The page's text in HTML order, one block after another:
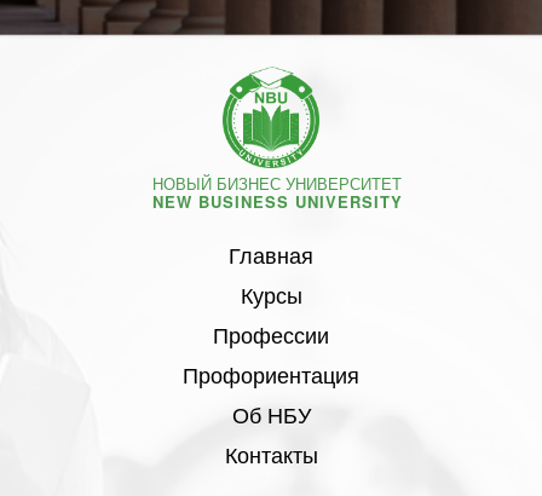
НОВЫЙ БИЗНЕС УНИВЕРСИТЕТ
NEW BUSINESS UNIVERSITY
Главная
Курсы
Профессии
Профориентация
Об НБУ
Контакты